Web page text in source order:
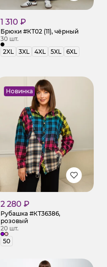
1 310 ₽
Брюки #КТ02 (11), чёрный
30 шт.
2XL
3XL 4XL 5XL 6XL
Новинка
2 280 ₽
Рубашка #КТ36386,
розовый
20 шт.
50